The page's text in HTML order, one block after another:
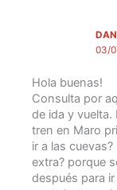
03/
Hola buenas!
Consulta por
de ida y vuelta.
tren en Maro
ir a las
extra? porque
después para